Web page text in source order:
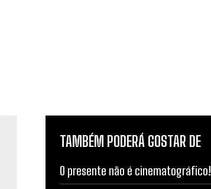
TAMBÉM PODERÁ GOSTAR DE
O presente não é cinematográfico!